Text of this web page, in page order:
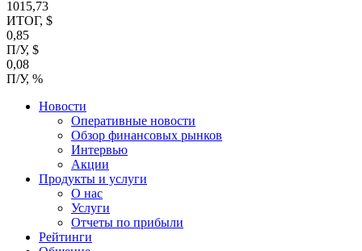
1015,73
ИТОГ, $
0,85
П/У, $
0,08
П/У, %
Новости
Оперативные новости
Обзор финансовых рынков
Интервью
Акции
Продукты и услуги
О нас
Услуги
Отчеты по прибыли
Рейтинги